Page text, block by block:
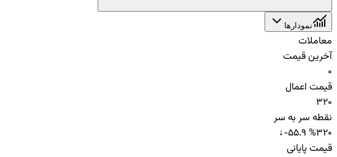
نمودارها
معاملات
آخرین قیمت
0
قیمت اعمال
320
نقطه سر به سر
320
↓-55.9 %
قیمت پایانی